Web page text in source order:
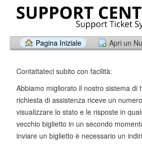
Pagina Iniziale Apri un
Contattateci subito con facilità:
Abbiamo migliorato il nostro sistema
richiesta di assistenza riceve un
visualizzare lo stato e le risposte in
vecchio biglietto in un secondo
inviare un biglietto è necessario un